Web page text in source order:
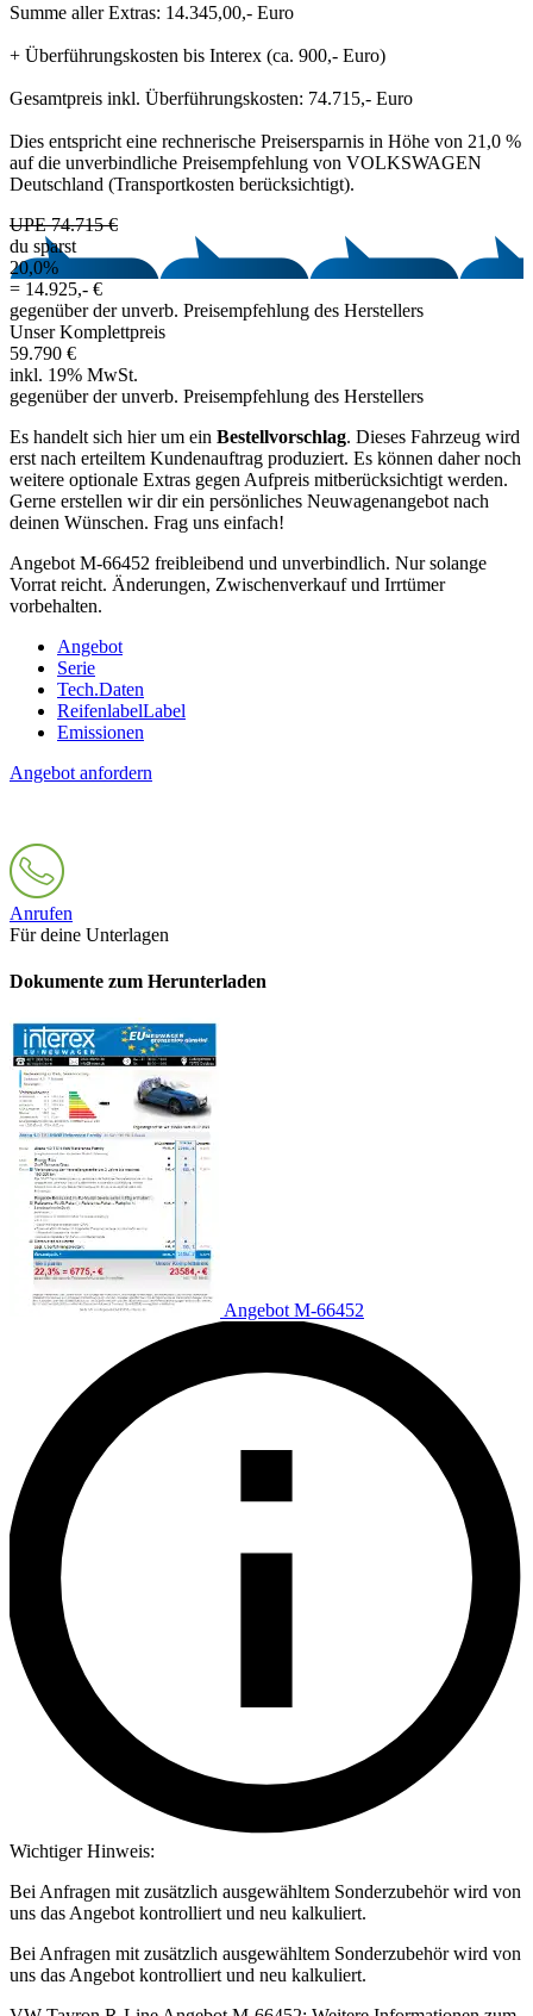
Summe aller Extras: 14.345,00,- Euro
+ Überführungskosten bis Interex (ca. 900,- Euro)
Gesamtpreis inkl. Überführungskosten: 74.715,- Euro
Dies entspricht eine rechnerische Preisersparnis in Höhe von 21,0 %
auf die unverbindliche Preisempfehlung von VOLKSWAGEN
Deutschland (Transportkosten berücksichtigt).
UPE 74.715 €
du sparst
20,0%
= 14.925,- €
gegenüber der unverb. Preisempfehlung des Herstellers
Unser Komplettpreis
59.790 €
inkl. 19% MwSt.
gegenüber der unverb. Preisempfehlung des Herstellers
Es handelt sich hier um ein Bestellvorschlag. Dieses Fahrzeug wird
erst nach erteiltem Kundenauftrag produziert. Es können daher noch
weitere optionale Extras gegen Aufpreis mitberücksichtigt werden.
Gerne erstellen wir dir ein persönliches Neuwagenangebot nach
deinen Wünschen. Frag uns einfach!
Angebot M-66452 freibleibend und unverbindlich. Nur solange
Vorrat reicht. Änderungen, Zwischenverkauf und Irrtümer
vorbehalten.
Angebot
Serie
Tech.Daten
ReifenlabelLabel
Emissionen
Angebot anfordern
Anrufen
Für deine Unterlagen
Dokumente zum Herunterladen
Angebot M-66452
Wichtiger Hinweis:
Bei Anfragen mit zusätzlich ausgewähltem Sonderzubehör wird von
uns das Angebot kontrolliert und neu kalkuliert.
Bei Anfragen mit zusätzlich ausgewähltem Sonderzubehör wird von
uns das Angebot kontrolliert und neu kalkuliert.